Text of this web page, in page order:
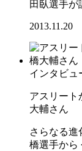
田臥選手が
2013.11.20
インタビュ
アスリー
大輔さん
さらなる進
橋選手から